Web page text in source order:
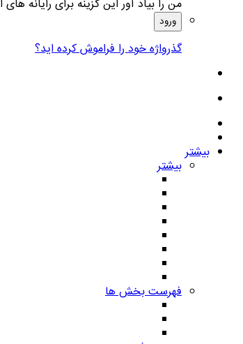
من را بیاد آور این گزینه برای رایانه
ورود
گذرواژه خود را فراموش کرده اید؟
بیشتر
بیشتر
فهرست بخش ها